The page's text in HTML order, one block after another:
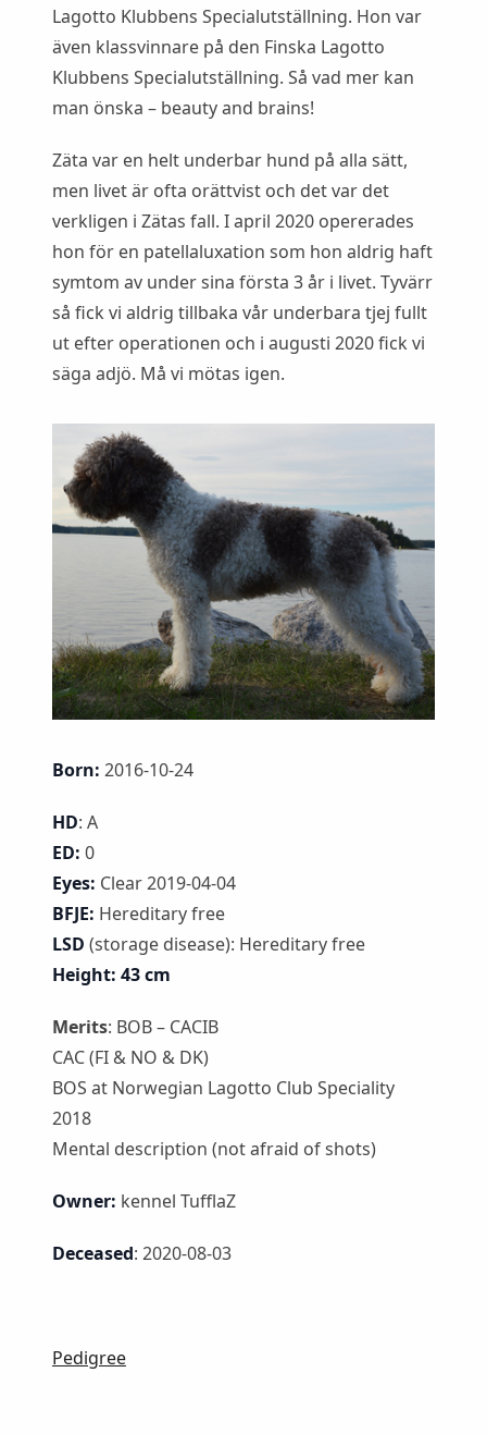
Lagotto Klubbens Specialutställning. Hon var
även klassvinnare på den Finska Lagotto
Klubbens Specialutställning. Så vad mer kan
man önska – beauty and brains!
Zäta var en helt underbar hund på alla sätt,
men livet är ofta orättvist och det var det
verkligen i Zätas fall. I april 2020 opererades
hon för en patellaluxation som hon aldrig haft
symtom av under sina första 3 år i livet. Tyvärr
så fick vi aldrig tillbaka vår underbara tjej fullt
ut efter operationen och i augusti 2020 fick vi
säga adjö. Må vi mötas igen.
Born: 2016-10-24
HD: A
ED: 0
Eyes: Clear 2019-04-04
BFJE: Hereditary free
LSD (storage disease): Hereditary free
Height: 43 cm
Merits: BOB – CACIB
CAC (FI & NO & DK)
BOS at Norwegian Lagotto Club Speciality
2018
Mental description (not afraid of shots)
Owner: kennel TufflaZ
Deceased: 2020-08-03
Pedigree